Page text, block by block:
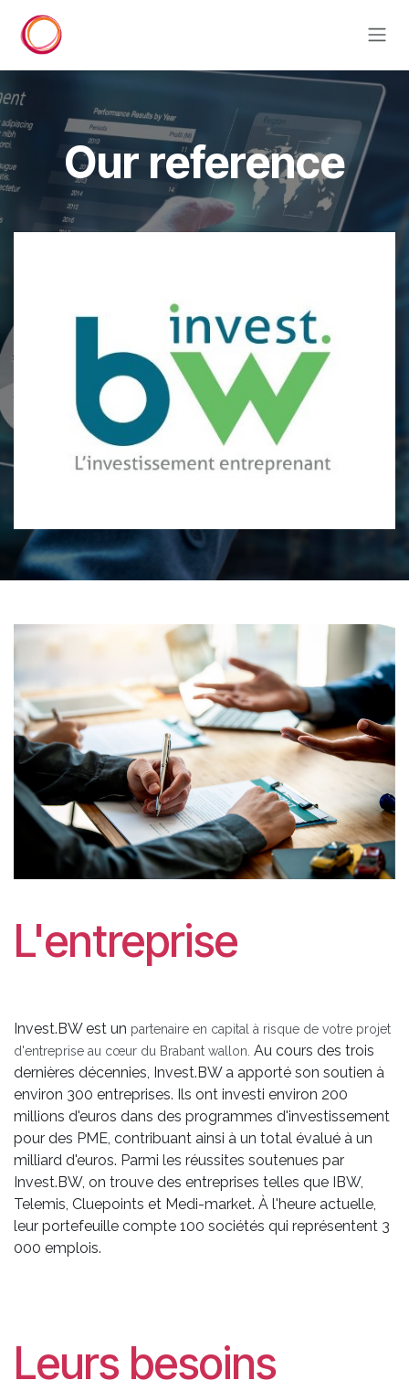
Our reference
L'entreprise
Invest.BW est un partenaire en capital à risque de votre projet
d'entreprise au cœur du Brabant wallon. Au cours des trois
dernières décennies, Invest.BW a apporté son soutien à
environ 300 entreprises. Ils ont investi environ 200
millions d'euros dans des programmes d'investissement
pour des PME, contribuant ainsi à un total évalué à un
milliard d'euros. Parmi les réussites soutenues par
Invest.BW, on trouve des entreprises telles que IBW,
Telemis, Cluepoints et Medi-market. À l'heure actuelle,
leur portefeuille compte 100 sociétés qui représentent 3
000 emplois.
Leurs besoins